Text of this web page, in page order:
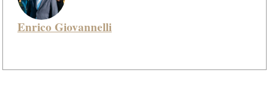
Enrico Giovannelli